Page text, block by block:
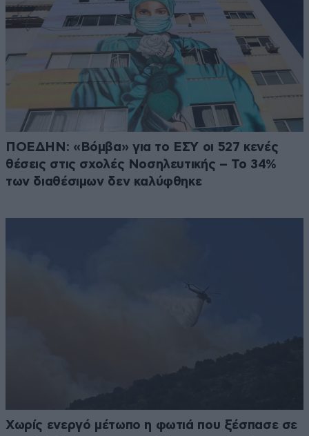
ΠΟΕΔΗΝ: «Βόμβα» για το ΕΣΥ οι 527 κενές
θέσεις στις σχολές Νοσηλευτικής – Το 34%
των διαθέσιμων δεν καλύφθηκε
Χωρίς ενεργό μέτωπο η φωτιά που ξέσπασε σε